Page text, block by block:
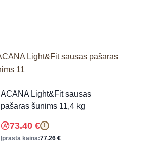
ACANA Light&Fit sausas
pašaras šunims 11,4 kg
73.40 € !
Įprasta kaina:77.26 €